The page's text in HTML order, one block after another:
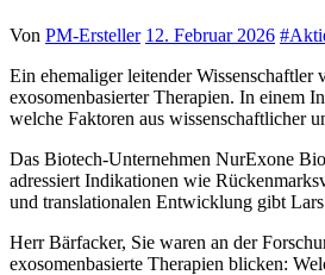
Von PM-Ersteller 12. Februar 2026 #
Ein ehemaliger leitender
exosomenbasierter Therapien. In einem
welche Faktoren aus wissenschaftlicher
Das Biotech-Unternehmen NurExone
adressiert Indikationen wie
und translationalen Entwicklung gibt
Herr Bärfacker, Sie waren an der
exosomenbasierte Therapien blicken: